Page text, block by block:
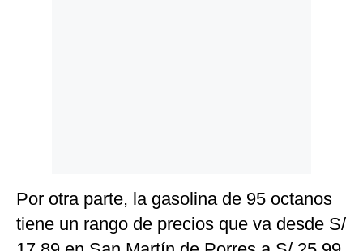
Por otra parte, la gasolina de 95 octanos
tiene un rango de precios que va desde S/